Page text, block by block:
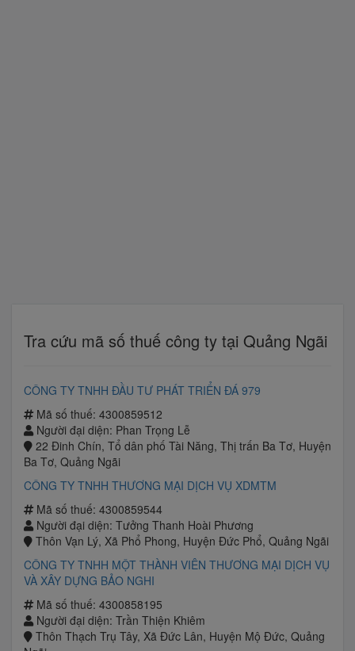
Tra cứu mã số thuế công ty tại Quảng Ngãi
CÔNG TY TNHH ĐẦU TƯ PHÁT TRIỂN ĐÁ 979
Mã số thuế: 4300859512
Người đại diện: Phan Trọng Lễ
22 Đinh Chín, Tổ dân phố Tài Năng, Thị trấn Ba Tơ, Huyện
Ba Tơ, Quảng Ngãi
CÔNG TY TNHH THƯƠNG MẠI DỊCH VỤ XDMTM
Mã số thuế: 4300859544
Người đại diện: Tưởng Thanh Hoài Phương
Thôn Vạn Lý, Xã Phổ Phong, Huyện Đức Phổ, Quảng Ngãi
CÔNG TY TNHH MỘT THÀNH VIÊN THƯƠNG MẠI DỊCH VỤ
VÀ XÂY DỰNG BẢO NGHI
Mã số thuế: 4300858195
Người đại diện: Trần Thiện Khiêm
Thôn Thạch Trụ Tây, Xã Đức Lân, Huyện Mộ Đức, Quảng